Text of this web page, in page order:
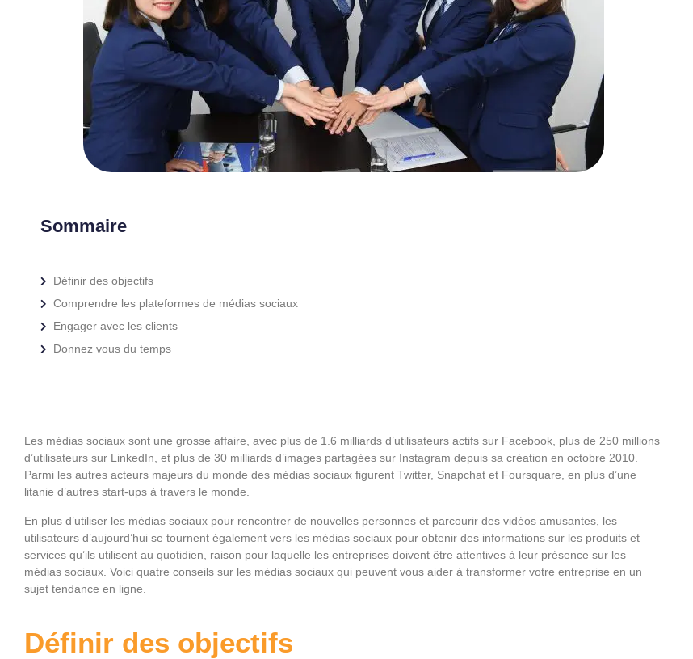
Sommaire
Définir des objectifs
Comprendre les plateformes de médias sociaux
Engager avec les clients
Donnez vous du temps
Les médias sociaux sont une grosse affaire, avec plus de 1.6 milliards d’utilisateurs actifs sur Facebook, plus de 250 millions
d’utilisateurs sur LinkedIn, et plus de 30 milliards d’images partagées sur Instagram depuis sa création en octobre 2010.
Parmi les autres acteurs majeurs du monde des médias sociaux figurent Twitter, Snapchat et Foursquare, en plus d’une
litanie d’autres start-ups à travers le monde.
En plus d’utiliser les médias sociaux pour rencontrer de nouvelles personnes et parcourir des vidéos amusantes, les
utilisateurs d’aujourd’hui se tournent également vers les médias sociaux pour obtenir des informations sur les produits et
services qu’ils utilisent au quotidien, raison pour laquelle les entreprises doivent être attentives à leur présence sur les
médias sociaux. Voici quatre conseils sur les médias sociaux qui peuvent vous aider à transformer votre entreprise en un
sujet tendance en ligne.
Définir des objectifs